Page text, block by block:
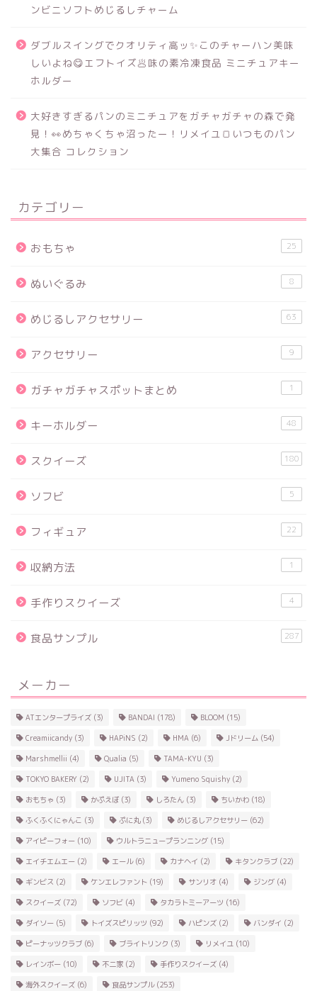
ンビニソフトめじるしチャーム
ダブルスイングでクオリティ高ッ✨このチャーハン美味
しいよね😋エフトイズ🥟味の素冷凍食品 ミニチュアキー
ホルダー
大好きすぎるパンのミニチュアをガチャガチャの森で発
見！👀めちゃくちゃ沼ったー！リメイユ🍞いつものパン
大集合 コレクション
カテゴリー
おもちゃ 25
ぬいぐるみ 8
めじるしアクセサリー 63
アクセサリー 9
ガチャガチャスポットまとめ 1
キーホルダー 48
スクイーズ 180
ソフビ 5
フィギュア 22
収納方法 1
手作りスクイーズ 4
食品サンプル 287
メーカー
ATエンタープライズ (3) BANDAI (178) BLOOM (15)
Creamiicandy (3) HAPiNS (2) HMA (6) Jドリーム (54)
Marshmellii (4) Qualia (5) TAMA-KYU (3)
TOKYO BAKERY (2) UJITA (3) Yumeno Squishy (2)
おもちゃ (3) かぷえぼ (3) しろたん (3) ちいかわ (18)
ふくふくにゃんこ (3) ぷに丸(3) めじるしアクセサリー (62)
アイピーフォー (10) ウルトラニュープランニング (15)
エイチエムエー (2) エール(6) カナヘイ (2) キタンクラブ (22)
ギンビス (2) ケンエレファント (19) サンリオ (4) ジング (4)
スクイーズ (72) ソフビ (4) タカラトミーアーツ (16)
ダイソー (5) トイズスピリッツ (92) ハピンズ (2) バンダイ (2)
ピーナッツクラブ (6) ブライトリンク (3) リメイユ (10)
レインボー (10) 不二家 (2) 手作りスクイーズ (4)
海外スクイーズ (6) 食品サンプル(253)